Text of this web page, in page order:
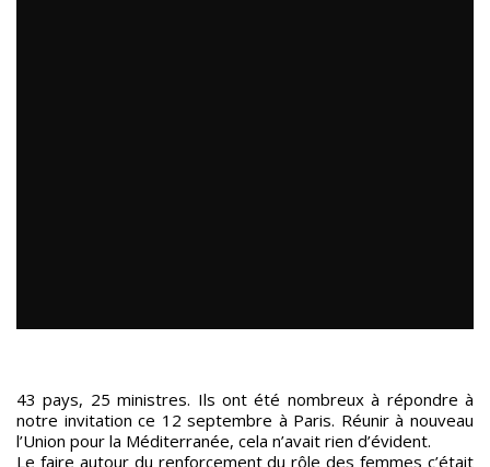
43 pays, 25 ministres. Ils ont été nombreux à répondre à
notre invitation ce 12 septembre à Paris. Réunir à nouveau
l’Union pour la Méditerranée, cela n’avait rien d’évident.
Le faire autour du renforcement du rôle des femmes c’était